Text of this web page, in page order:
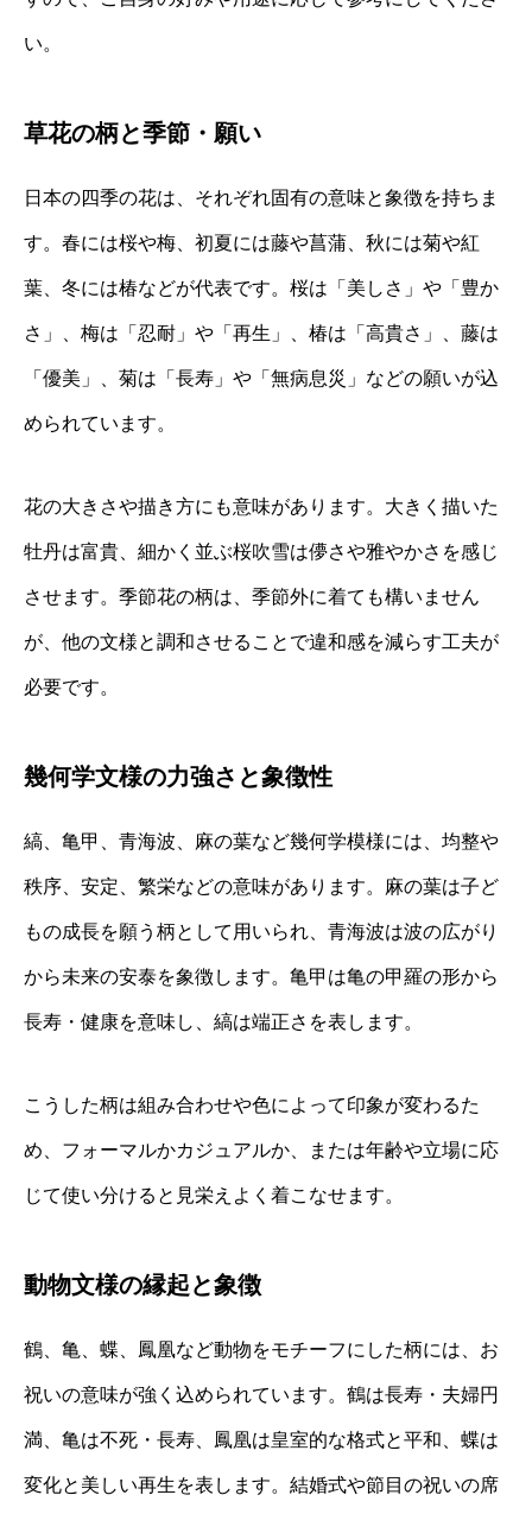
い。
草花の柄と季節・願い
日本の四季の花は、それぞれ固有の意味と象徴を持ちま
す。春には桜や梅、初夏には藤や菖蒲、秋には菊や紅
葉、冬には椿などが代表です。桜は「美しさ」や「豊か
さ」、梅は「忍耐」や「再生」、椿は「高貴さ」、藤は
「優美」、菊は「長寿」や「無病息災」などの願いが込
められています。
花の大きさや描き方にも意味があります。大きく描いた
牡丹は富貴、細かく並ぶ桜吹雪は儚さや雅やかさを感じ
させます。季節花の柄は、季節外に着ても構いません
が、他の文様と調和させることで違和感を減らす工夫が
必要です。
幾何学文様の力強さと象徴性
縞、亀甲、青海波、麻の葉など幾何学模様には、均整や
秩序、安定、繁栄などの意味があります。麻の葉は子ど
もの成長を願う柄として用いられ、青海波は波の広がり
から未来の安泰を象徴します。亀甲は亀の甲羅の形から
長寿・健康を意味し、縞は端正さを表します。
こうした柄は組み合わせや色によって印象が変わるた
め、フォーマルかカジュアルか、または年齢や立場に応
じて使い分けると見栄えよく着こなせます。
動物文様の縁起と象徴
鶴、亀、蝶、鳳凰など動物をモチーフにした柄には、お
祝いの意味が強く込められています。鶴は長寿・夫婦円
満、亀は不死・長寿、鳳凰は皇室的な格式と平和、蝶は
変化と美しい再生を表します。結婚式や節目の祝いの席